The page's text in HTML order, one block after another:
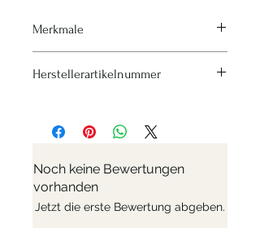
Merkmale
Länge 31,5 cm
Herstellerartikelnummer
Noch keine Bewertungen
vorhanden
Jetzt die erste Bewertung abgeben.